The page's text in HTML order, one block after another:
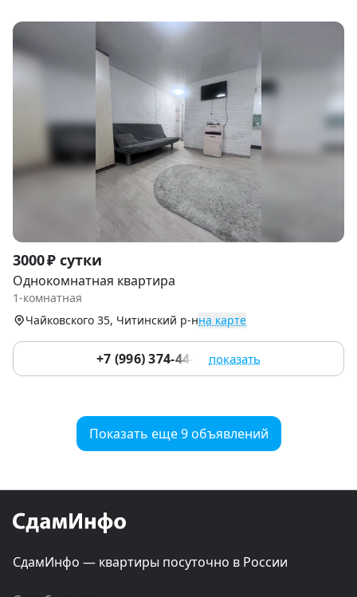
Item
1
of
3000 ₽ сутки
Однокомнатная квартира
1-комнатная
Чайковского 35, Читинский р-нна карте
+7 (996) 374-44-93 показать
Показать еще 9 объявлений
СдамИнфо — квартиры посуточно в России